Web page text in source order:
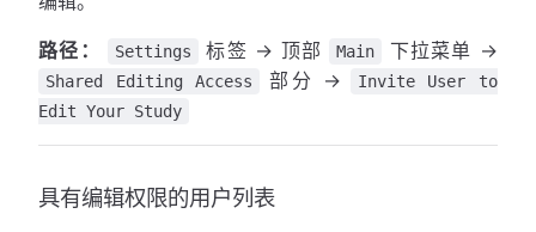
路径： Settings 标签 → 顶部 Main 下拉菜单 →
Shared Editing Access 部分 →
Invite User to
Edit Your Study
具有编辑权限的用户列表